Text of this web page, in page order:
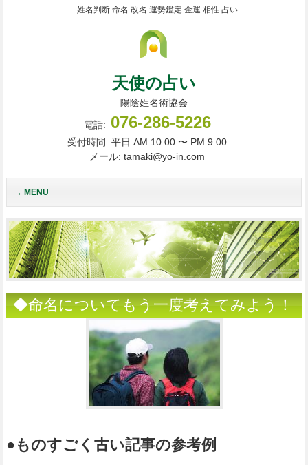
姓名判断 命名 改名 運勢鑑定 金運 相性 占い
天使の占い
陽陰姓名術協会
電話: 076-286-5226
受付時間: 平日 AM 10:00 〜 PM 9:00
メール: tamaki@yo-in.com
MENU
◆命名についてもう一度考えてみよう！
●ものすごく古い記事の参考例